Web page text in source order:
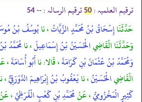
ترقیم العلمیہ : 50 ترقیم الرسالہ : --
54
حَدَّثَنَاإِسْحَاقُ بْنُ مُحَمَّدٍ الزَّيَّاتُ، نايُوسُفُ بْنُ
وَحَدَّثَنَا الْقَاضِيالْحُسَيْنُ بْنُ إِسْمَاعِيلَ، نامُحَمَّدُ
وَمُحَمَّدُ بْنُ عُثْمَانَ بْنِ كَرَامَةَ، قَالا: ناأَبُو أُسَامَةَ،
الْقَاضِيالْحُسَيْنُ، نايَعْقُوبُ بْنُ إِبْرَاهِيمَ الدَّوْرَقِيُّ،
كَثِيرٍ الْمَخْزُومِيُّ، عَنْمُحَمَّدِ بْنِ كَعْبٍ الْقُرَظِيِّ،